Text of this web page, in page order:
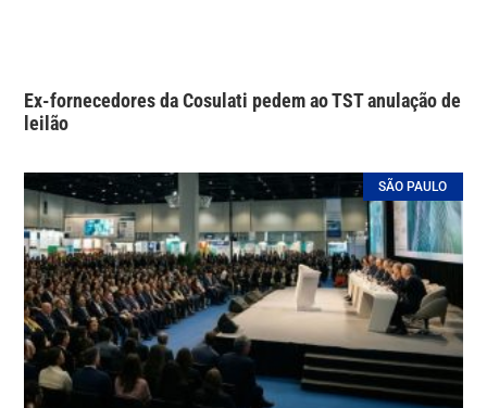
Ex-fornecedores da Cosulati pedem ao TST anulação de
leilão
SÃO PAULO